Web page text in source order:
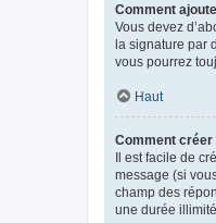
Comment
Vous devez
la signature par
vous pourrez
Haut
Comment créer
Il est facile de
message (si
champ des
une durée